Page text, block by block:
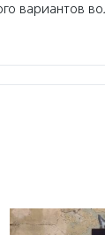
вариантов